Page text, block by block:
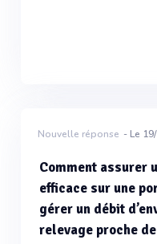
Nouvelle réponse - Le
Comment assurer
efficace sur une
gérer un débit
relevage proche